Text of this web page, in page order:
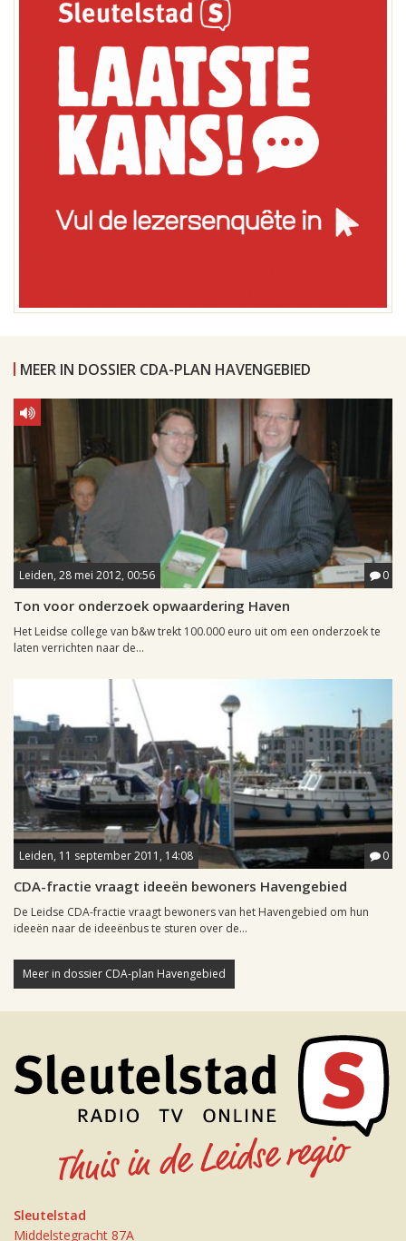
MEER IN DOSSIER CDA-PLAN HAVENGEBIED
Leiden, 28 mei 2012, 00:56 0
Ton voor onderzoek opwaardering Haven
Het Leidse college van b&w trekt 100.000 euro uit om een onderzoek te
laten verrichten naar de...
Leiden, 11 september 2011, 14:08 0
CDA-fractie vraagt ideeën bewoners Havengebied
De Leidse CDA-fractie vraagt bewoners van het Havengebied om hun
ideeën naar de ideeënbus te sturen over de...
Meer in dossier CDA-plan Havengebied
Sleutelstad
Middelstegracht 87A